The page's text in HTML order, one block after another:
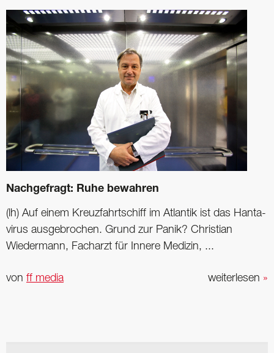
Nachgefragt: Ruhe bewahren
(lh) Auf einem Kreuzfahrtschiff im Atlantik ist das Hanta­
virus ausgebrochen. Grund zur Panik? Christian
Wiedermann, Facharzt für Innere Medizin, ...
weiterlesen »
von ff media